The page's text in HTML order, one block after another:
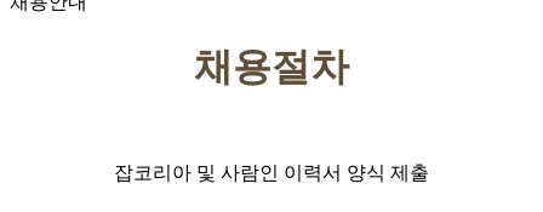
채용절차
잡코리아 및 사람인 이력서 양식 제출